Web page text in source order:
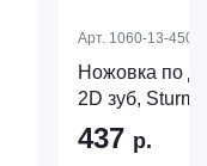
Арт. 1060-13-
Ножовка по
2D зуб, Sturm!
437 р.